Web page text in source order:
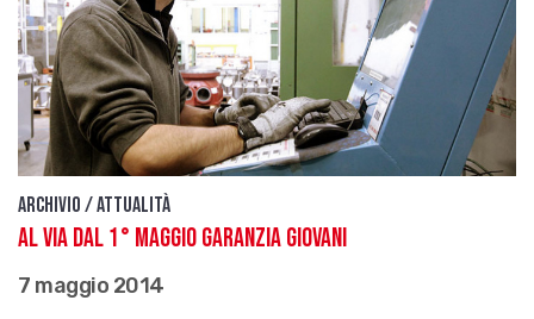
Archivio / Attualità
Al via dal 1° maggio Garanzia Giovani
7 maggio 2014